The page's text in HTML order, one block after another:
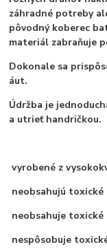
záhradné potreby
pôvodný koberec
materiál zabraňuje
Dokonale sa
áut.
Údržba je
a utrieť handričkou.
vyrobené z
neobsahujú
neobsahuje toxické
nespôsobuje